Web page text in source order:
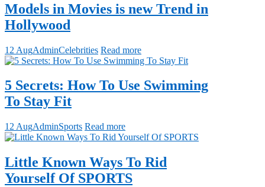
Models in Movies is new Trend in
Hollywood
12 AugAdminCelebrities Read more
5 Secrets: How To Use Swimming
To Stay Fit
12 AugAdminSports Read more
Little Known Ways To Rid
Yourself Of SPORTS